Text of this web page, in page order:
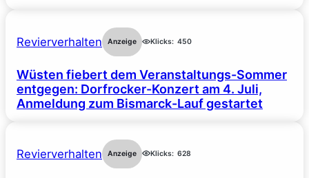
Revierverhalten Anzeige Klicks: 450
Wüsten fiebert dem Veranstaltungs-Sommer
entgegen: Dorfrocker-Konzert am 4. Juli,
Anmeldung zum Bismarck-Lauf gestartet
Revierverhalten Anzeige Klicks: 628